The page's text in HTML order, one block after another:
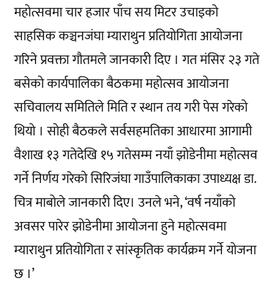
महोत्सवमा चार हजार पाँच सय मिटर उचाइको
साहसिक कञ्चनजंघा म्याराथुन प्रतियोगिता आयोजना
गरिने प्रवक्ता गौतमले जानकारी दिए । गत मंसिर २३ गते
बसेको कार्यपालिका बैठकमा महोत्सव आयोजना
सचिवालय समितिले मिति र स्थान तय गरी पेस गरेको
थियो । सोही बैठकले सर्वसहमतिका आधारमा आगामी
वैशाख १३ गतेदेखि १५ गतेसम्म नयाँ झोडेनीमा महोत्सव
गर्ने निर्णय गरेको सिरिजंघा गाउँपालिकाका उपाध्यक्ष डा.
चित्र माबोले जानकारी दिए। उनले भने, ‘वर्ष नयाँको
अवसर पारेर झोडेनीमा आयोजना हुने महोत्सवमा
म्याराथुन प्रतियोगिता र सांस्कृतिक कार्यक्रम गर्ने योजना
छ ।’